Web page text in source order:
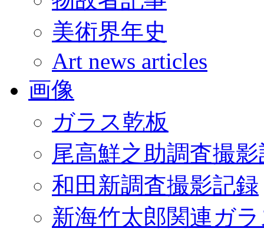
美術界年史
Art news articles
画像
ガラス乾板
尾高鮮之助調査撮
和田新調査撮影記録
新海竹太郎関連ガ